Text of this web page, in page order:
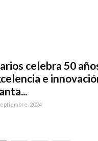
celebra 50
e
2024